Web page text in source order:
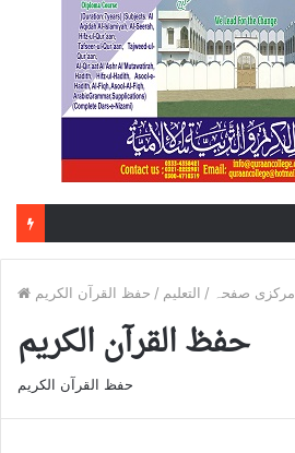
مرکزی صفحہ / التعليم / حفظ القرآن الكريم
حفظ القرآن الكريم
حفظ القرآن الكريم